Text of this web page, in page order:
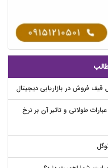
فروش در بازاریابی دیجیتال
طولانی و تاثیر آن بر نرخ